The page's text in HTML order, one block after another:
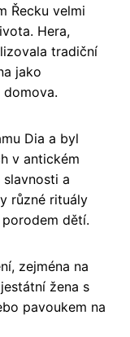
Řecku velmi
Hera,
tradiční
jako
Dia a byl
v antickém
a
různé rituály
dětí.
zejména na
žena s
pavoukem na